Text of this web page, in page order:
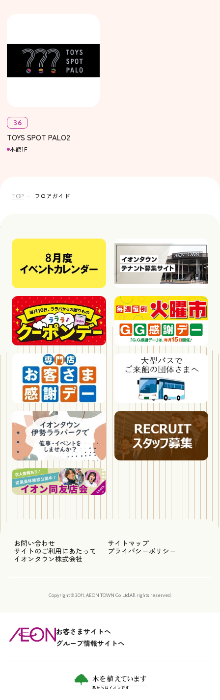
36
TOYS SPOT PALO2
本館1F
TOP フロアガイド
お問い合わせ
サイトマップ
サイトのご利用にあたって
プライバシーポリシー
イオンタウン株式会社
Copyright © 2011, AEON TOWN Co.,Ltd.All rights reserved.
お客さまサイトへ
グループ情報サイトへ